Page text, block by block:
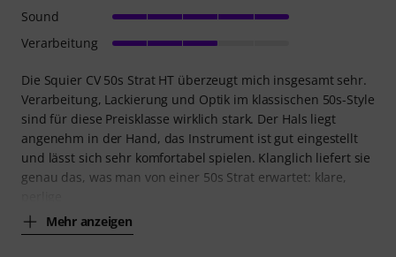
Die Squier CV 50s Strat HT überzeugt mich insgesamt sehr.
Verarbeitung, Lackierung und Optik im klassischen 50s-Style
sind für diese Preisklasse wirklich stark. Der Hals liegt
angenehm in der Hand, das Instrument ist gut eingestellt
und lässt sich sehr komfortabel spielen. Klanglich liefert sie
genau das, was man von einer 50s Strat erwartet: klare,
Mehr anzeigen
Sound
Verarbeitung